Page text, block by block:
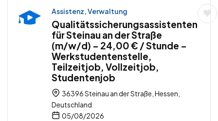
Assistenz, Verwaltung
Qualitätssicherungsassistenten
für Steinau an der Straße
(m/w/d) – 24,00 € / Stunde –
Werkstudentenstelle,
Teilzeitjob, Vollzeitjob,
Studentenjob
36396 Steinau an der Straße, Hessen,
Deutschland
05/08/2026